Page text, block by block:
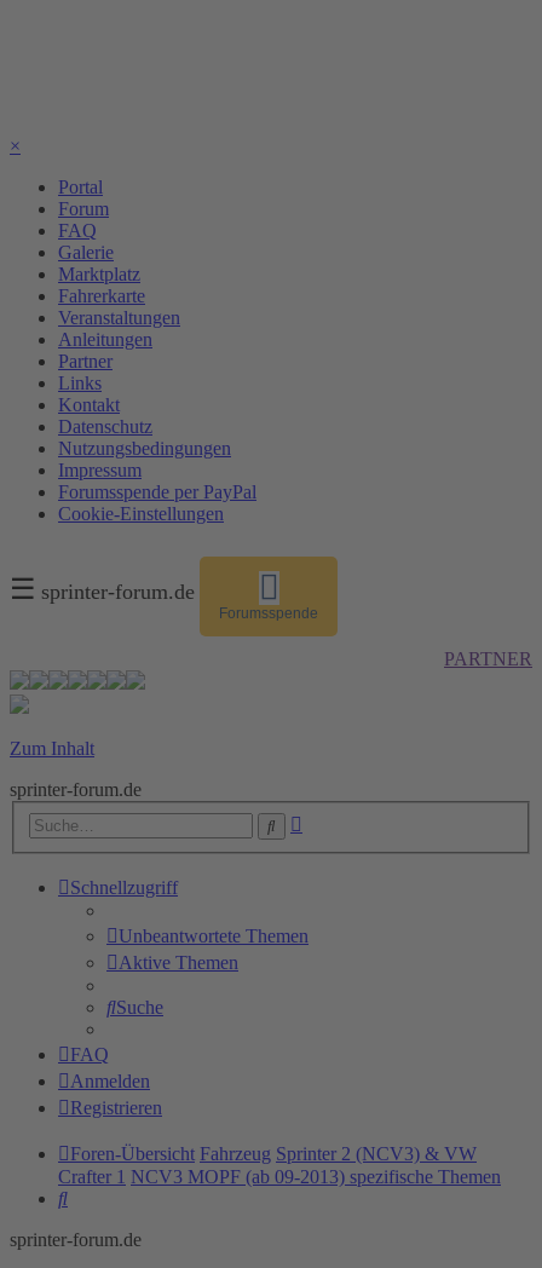
×
Portal
Forum
FAQ
Galerie
Marktplatz
Fahrerkarte
Veranstaltungen
Anleitungen
Partner
Links
Kontakt
Datenschutz
Nutzungsbedingungen
Impressum
Forumsspende per PayPal
Cookie-Einstellungen
☰ sprinter-forum.de
Forumsspende
PARTNER
Zum Inhalt
sprinter-forum.de
Suche
Schnellzugriff
Unbeantwortete Themen
Aktive Themen
Suche
FAQ
Anmelden
Registrieren
Foren-Übersicht Fahrzeug Sprinter 2 (NCV3) & VW
Crafter 1 NCV3 MOPF (ab 09-2013) spezifische Themen
Suche
sprinter-forum.de